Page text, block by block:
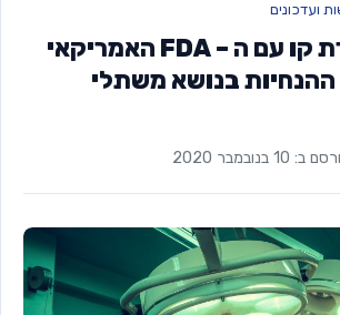
ועדכונים
ישראל מיישרת קו עם ה – FDA האמריקאי
בנושא משתלי
ב: 10 בנובמבר 2020